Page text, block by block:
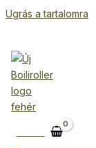
Ugrás a tartalomra